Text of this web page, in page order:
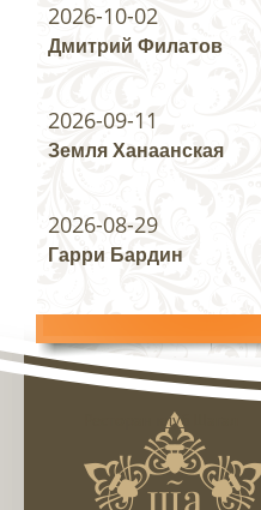
2026-10-02
Дмитрий Филатов
2026-09-11
Земля Ханаанская
2026-08-29
Гарри Бардин
Ресторан клуб Шагал